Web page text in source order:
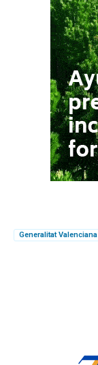
Generalitat Valenciana